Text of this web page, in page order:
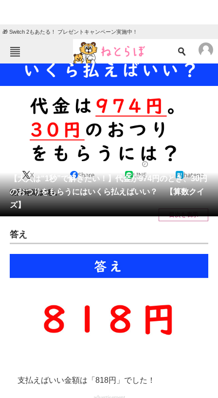
🎁 Switch 2もあたる！ プレゼントキャンペーン実施中！
ねとらぼメニュー
クイズ
地域
教育・育児
リサーチ
会員記事
メディア
注目記事を集めた総合ページ
ITの今と未来を見通す
スマホと通信の最新トレンド
ビジネスと働き方のヒント
経営リーダーのコミュニティ
【大人は“1秒”で解きたい！】代金が974円のとき、30円
のおつりをもらうにはいくら払えばいい？ 【算数クイ
ズ】
X Share LINE hatena
制限時間は1秒。
目次を表示
答え
支払えばいい金額は「818円」でした！